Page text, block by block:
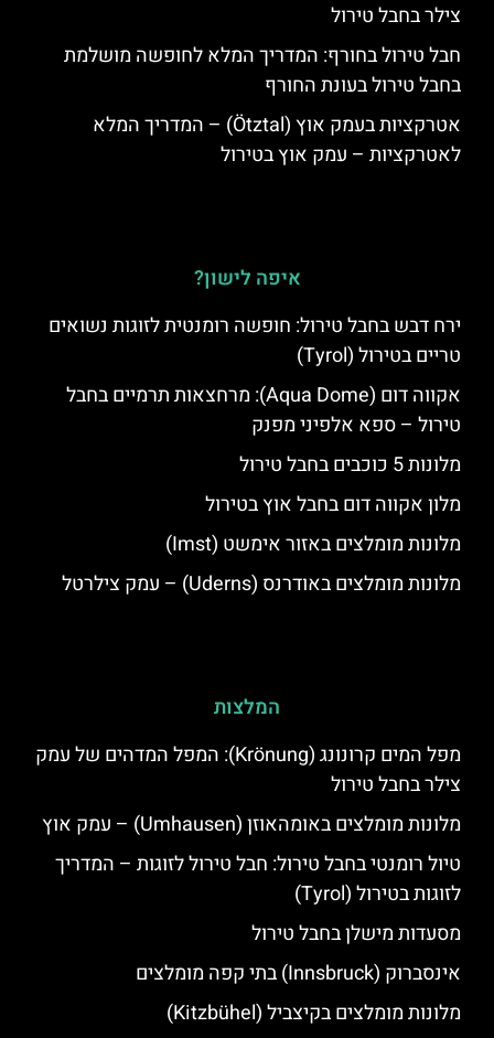
צילר בחבל טירול
חבל טירול בחורף: המדריך המלא לחופשה מושלמת
בחבל טירול בעונת החורף
אטרקציות בעמק אוץ (Ötztal) – המדריך המלא
לאטרקציות – עמק אוץ בטירול
איפה לישון?
ירח דבש בחבל טירול: חופשה רומנטית לזוגות נשואים
טריים בטירול (Tyrol)
אקווה דום (Aqua Dome): מרחצאות תרמיים בחבל
טירול – ספא אלפיני מפנק
מלונות 5 כוכבים בחבל טירול
מלון אקווה דום בחבל אוץ בטירול
מלונות מומלצים באזור אימשט (Imst)
מלונות מומלצים באודרנס (Uderns) – עמק צילרטל
המלצות
מפל המים קרונונג (Krönung): המפל המדהים של עמק
צילר בחבל טירול
מלונות מומלצים באומהאוזן (Umhausen) – עמק אוץ
טיול רומנטי בחבל טירול: חבל טירול לזוגות – המדריך
לזוגות בטירול (Tyrol)
מסעדות מישלן בחבל טירול
אינסברוק (Innsbruck) בתי קפה מומלצים
מלונות מומלצים בקיצביל (Kitzbühel)